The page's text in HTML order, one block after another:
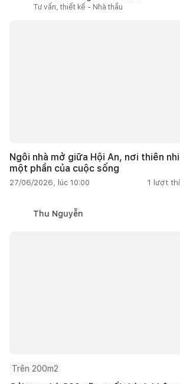
Tư vấn, thiết kế - Nhà thầu
Ngôi nhà mở giữa Hội An, nơi thiên
một phần của cuộc sống
27/06/2026, lúc 10:00 1 lượt
Thu Nguyễn
Trên 200m2